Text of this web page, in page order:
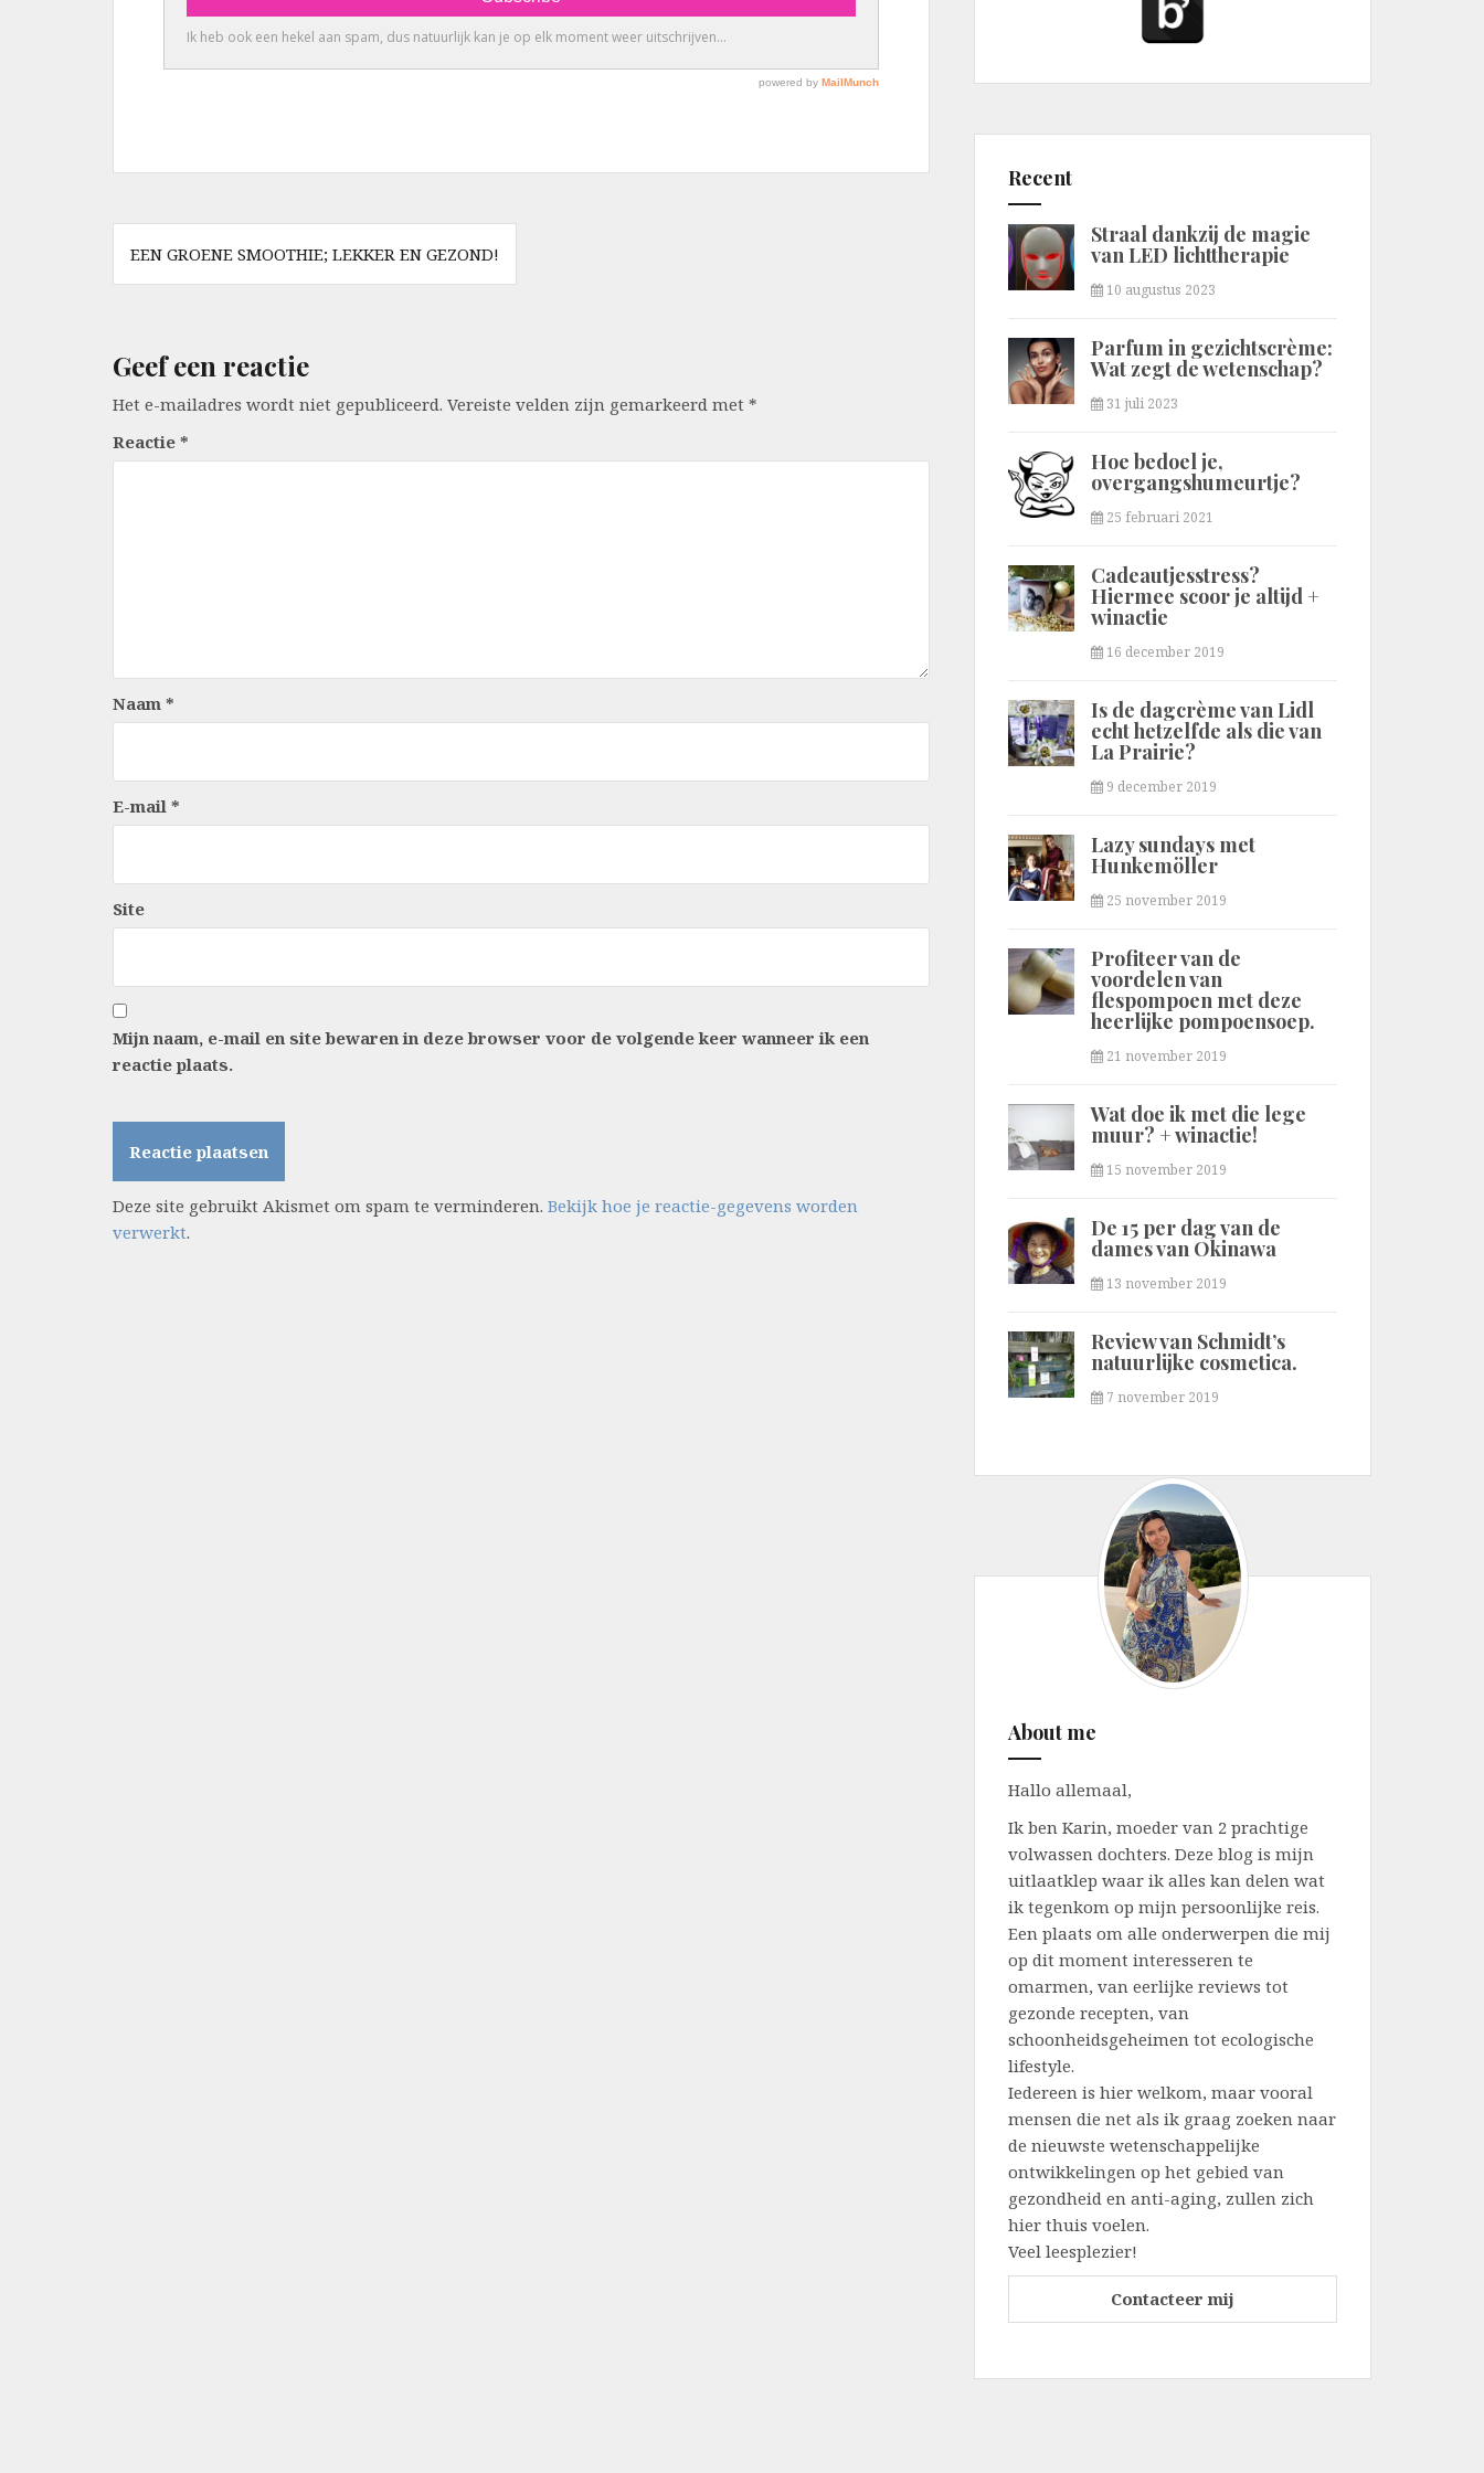
Berichtnavigatie
EEN GROENE SMOOTHIE; LEKKER EN GEZOND!
Geef een reactie
Het e-mailadres wordt niet gepubliceerd. Vereiste velden zijn gemarkeerd met *
Reactie *
Naam *
E-mail *
Site
Mijn naam, e-mail en site bewaren in deze browser voor de volgende keer wanneer ik een
reactie plaats.
Deze site gebruikt Akismet om spam te verminderen. Bekijk hoe je reactie-gegevens worden
verwerkt.
Recent
Straal dankzij de magie
van LED lichttherapie
10 augustus 2023
Parfum in gezichtscrème:
Wat zegt de wetenschap?
31 juli 2023
Hoe bedoel je,
overgangshumeurtje?
25 februari 2021
Cadeautjesstress?
Hiermee scoor je altijd +
winactie
16 december 2019
Is de dagcrème van Lidl
echt hetzelfde als die van
La Prairie?
9 december 2019
Lazy sundays met
Hunkemöller
25 november 2019
Profiteer van de
voordelen van
flespompoen met deze
heerlijke pompoensoep.
21 november 2019
Wat doe ik met die lege
muur? + winactie!
15 november 2019
De 15 per dag van de
dames van Okinawa
13 november 2019
Review van Schmidt’s
natuurlijke cosmetica.
7 november 2019
About me
Hallo allemaal,
Ik ben Karin, moeder van 2 prachtige
volwassen dochters. Deze blog is mijn
uitlaatklep waar ik alles kan delen wat
ik tegenkom op mijn persoonlijke reis.
Een plaats om alle onderwerpen die mij
op dit moment interesseren te
omarmen, van eerlijke reviews tot
gezonde recepten, van
schoonheidsgeheimen tot ecologische
lifestyle.
Iedereen is hier welkom, maar vooral
mensen die net als ik graag zoeken naar
de nieuwste wetenschappelijke
ontwikkelingen op het gebied van
gezondheid en anti-aging, zullen zich
hier thuis voelen.
Veel leesplezier!
Contacteer mij